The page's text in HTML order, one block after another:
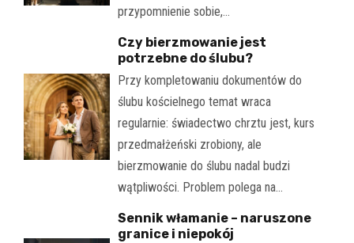
przypomnienie sobie,…
Czy bierzmowanie jest
potrzebne do ślubu?
Przy kompletowaniu dokumentów do
ślubu kościelnego temat wraca
regularnie: świadectwo chrztu jest, kurs
przedmałżeński zrobiony, ale
bierzmowanie do ślubu nadal budzi
wątpliwości. Problem polega na…
Sennik włamanie – naruszone
granice i niepokój